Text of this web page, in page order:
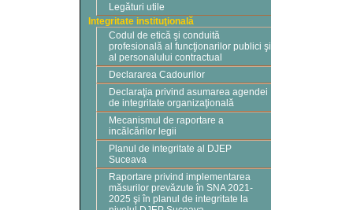
Legături utile
Integritate instituţională
Codul de etică şi conduită
profesională al funcţionarilor publici şi
al personalului contractual
Declararea Cadourilor
Declaraţia privind asumarea agendei
de integritate organizaţională
Mecanismul de raportare a
incălcărilor legii
Planul de integritate al DJEP
Suceava
Raportare privind implementarea
măsurilor prevăzute în SNA 2021-
2025 şi în planul de integritate la